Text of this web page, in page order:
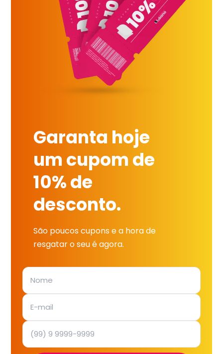
Garanta hoje
um cupom de
10% de
desconto.
São poucos cupons e a hora de
resgatar o seu é agora.